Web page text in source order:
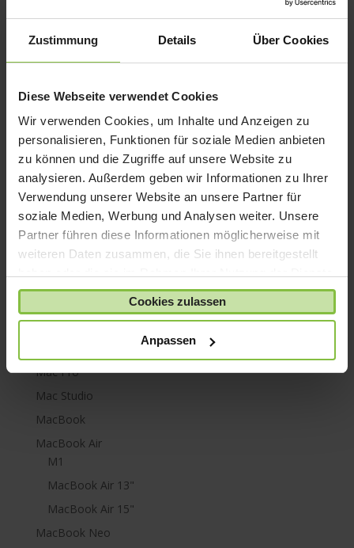
Zustimmung Details Über Cookies
Diese Webseite verwendet Cookies
Wir verwenden Cookies, um Inhalte und Anzeigen zu
personalisieren, Funktionen für soziale Medien anbieten
zu können und die Zugriffe auf unsere Website zu
analysieren. Außerdem geben wir Informationen zu Ihrer
Verwendung unserer Website an unsere Partner für
soziale Medien, Werbung und Analysen weiter. Unsere
Partner führen diese Informationen möglicherweise mit
weiteren Daten zusammen, die Sie ihnen bereitgestellt
gesammelt haben.
Cookies zulassen
Anpassen
iPad mini
iPad Pro
iPhone 6
iPhone SE
iPhone X
iPod nano
iPod shuffle
iPod touch
Kabel & Adapter
Kopfhörer
Lightning
Mac Pro
Mac Studio
MacBook
MacBook Air
M1
MacBook Air 13"
MacBook Air 15"
MacBook Neo